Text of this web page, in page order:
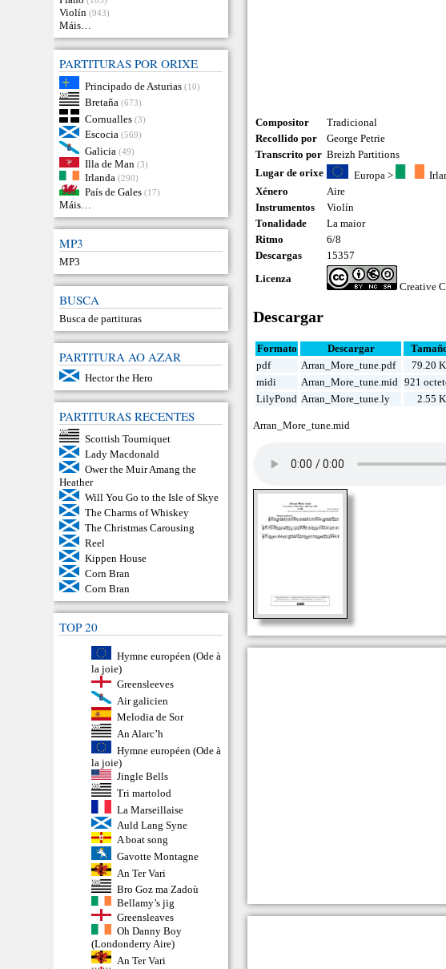
Violín (943)
Máis…
PARTITURAS POR ORIXE
Principado de Asturias (10)
Bretaña (673)
Cornualles (3)
Escocia (569)
Galicia (49)
Illa de Man (3)
Irlanda (290)
País de Gales (17)
Máis…
MP3
MP3
BUSCA
Busca de partituras
PARTITURA AO AZAR
Hector the Hero
PARTITURAS RECENTES
Scottish Tourniquet
Lady Macdonald
Ower the Muir Amang the
Heather
Will You Go to the Isle of Skye
The Charms of Whiskey
The Christmas Carousing
Reel
Kippen House
Corn Bran
Corn Bran
TOP 20
Hymne européen (Ode à
la joie)
Greensleeves
Air galicien
Melodia de Sor
An Alarc’h
Hymne européen (Ode à
la joie)
Jingle Bells
Tri martolod
La Marseillaise
Auld Lang Syne
A boat song
Gavotte Montagne
An Ter Vari
Bro Goz ma Zadoù
Bellamy’s jig
Greensleaves
Oh Danny Boy
(Londonderry Aire)
An Ter Vari
Compositor
Tradicional
Recollido por
George Petrie
Transcrito por Breizh Partitions
Lugar de orixe
Europa >
Xénero
Aire
Instrumentos
Violín
Tonalidade
La maior
Ritmo
6/8
Descargas
15357
Licenza
Creative
Descargar
Formato Descargar
pdf
Arran_More_tune.pdf
79.20
midi
Arran_More_tune.mid 921
LilyPond Arran_More_tune.ly 2.55
Arran_More_tune.mid